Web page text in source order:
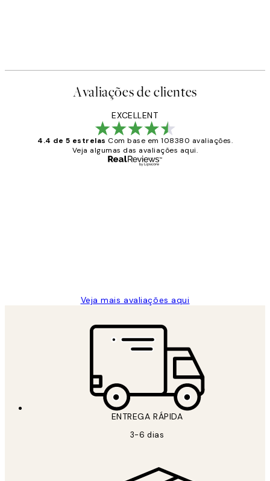
Avaliações de clientes
EXCELLENT
4.4 de 5 estrelas Com base em 108380 avaliações.
Veja algumas das avaliações aqui.
Veja mais avaliações aqui
ENTREGA RÁPIDA
3-6 dias